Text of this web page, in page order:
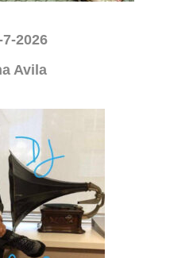
7-2026
Avila